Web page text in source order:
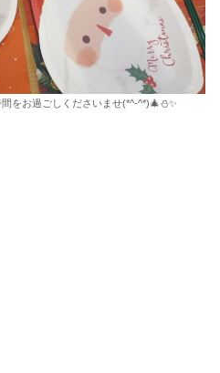
をお過ごしくださいませ(*^-^*)🎄⛄✨